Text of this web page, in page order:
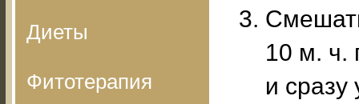
Диеты
Фитотерапия
10 м. ч.
и сразу